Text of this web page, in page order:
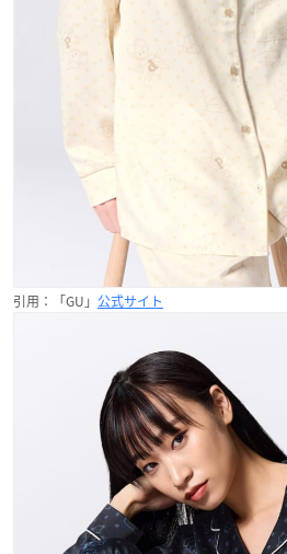
引用：「GU」 公式サイト